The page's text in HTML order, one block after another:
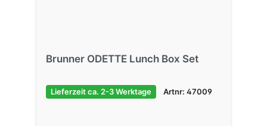
Brunner ODETTE Lunch Box Set
Lieferzeit ca. 2-3 Werktage Artnr: 47009